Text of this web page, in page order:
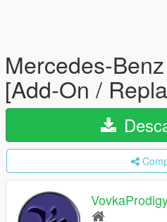
Mercedes-
[Add-On /